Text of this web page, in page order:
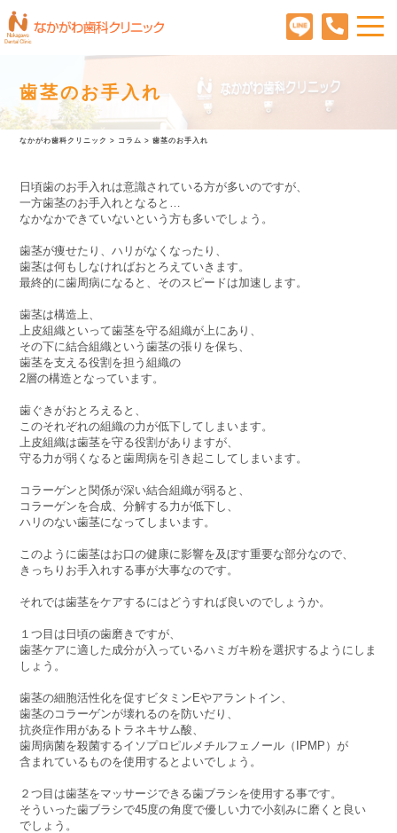
歯茎のお手入れ
なかがわ歯科クリニック > コラム >歯茎のお手入れ
日頃歯のお手入れは意識されている方が多いのですが、
一方歯茎のお手入れとなると…
なかなかできていないという方も多いでしょう。
歯茎が痩せたり、ハリがなくなったり、
歯茎は何もしなければおとろえていきます。
最終的に歯周病になると、そのスピードは加速します。
歯茎は構造上、
上皮組織といって歯茎を守る組織が上にあり、
その下に結合組織という歯茎の張りを保ち、
歯茎を支える役割を担う組織の
2層の構造となっています。
歯ぐきがおとろえると、
このそれぞれの組織の力が低下してしまいます。
上皮組織は歯茎を守る役割がありますが、
守る力が弱くなると歯周病を引き起こしてしまいます。
コラーゲンと関係が深い結合組織が弱ると、
コラーゲンを合成、分解する力が低下し、
ハリのない歯茎になってしまいます。
このように歯茎はお口の健康に影響を及ぼす重要な部分なので、
きっちりお手入れする事が大事なのです。
それでは歯茎をケアするにはどうすれば良いのでしょうか。
１つ目は日頃の歯磨きですが、
歯茎ケアに適した成分が入っているハミガキ粉を選択するようにしま
しょう。
歯茎の細胞活性化を促すビタミンEやアラントイン、
歯茎のコラーゲンが壊れるのを防いだり、
抗炎症作用があるトラネキサム酸、
歯周病菌を殺菌するイソプロピルメチルフェノール（IPMP）が
含まれているものを使用するとよいでしょう。
２つ目は歯茎をマッサージできる歯ブラシを使用する事です。
そういった歯ブラシで45度の角度で優しい力で小刻みに磨くと良い
でしょう。